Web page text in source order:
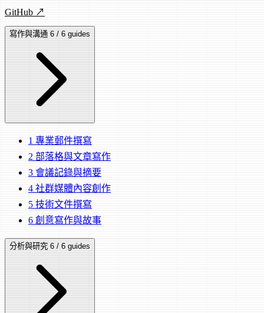
GitHub ↗
寫作與溝通 6 / 6 guides
1 專業郵件撰寫
2 部落格與文章寫作
3 會議記錄與摘要
4 社群媒體內容創作
5 技術文件撰寫
6 創意寫作與故事
分析與研究 6 / 6 guides